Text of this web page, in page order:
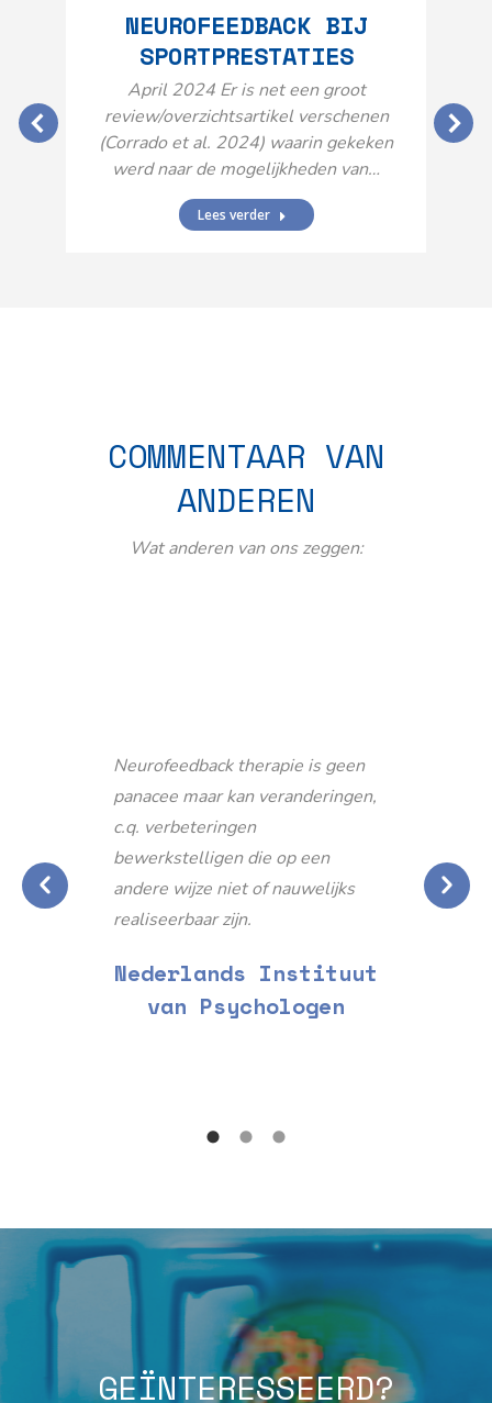
NEUROFEEDBACK BIJ
SPORTPRESTATIES
April 2024 Er is net een groot
review/overzichtsartikel verschenen
(Corrado et al. 2024) waarin gekeken
werd naar de mogelijkheden van…
Lees verder
COMMENTAAR VAN
ANDEREN
Wat anderen van ons zeggen:
Neurofeedback therapie is geen
panacee maar kan veranderingen,
c.q. verbeteringen
bewerkstelligen die op een
andere wijze niet of nauwelijks
realiseerbaar zijn.
Nederlands Instituut
van Psychologen
GEÏNTERESSEERD?